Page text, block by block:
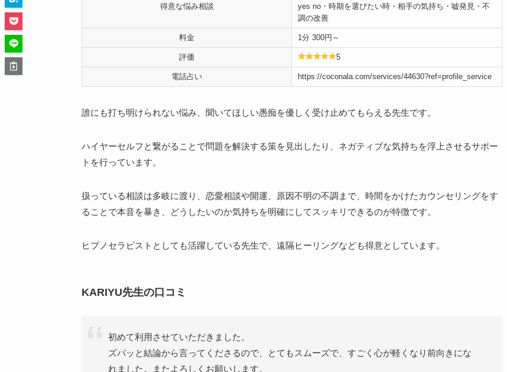
得意な悩み相談
yes no・時期を選びたい時・相手の気持ち・嘘発見・不
調の改善
料金 1分 300円～
評価 5
電話占い https://coconala.com/services/44630?ref=profile_service
誰にも打ち明けられない悩み、聞いてほしい愚痴を優しく受け止めてもらえる先生です。
ハイヤーセルフと繋がることで問題を解決する策を見出したり、ネガティブな気持ちを浮上させるサポー
トを行っています。
扱っている相談は多岐に渡り、恋愛相談や開運、原因不明の不調まで、時間をかけたカウンセリングをす
ることで本音を暴き、どうしたいのか気持ちを明確にしてスッキリできるのが特徴です。
ヒプノセラピストとしても活躍している先生で、遠隔ヒーリングなども得意としています。
KARIYU先生の口コミ
初めて利用させていただきました。
ズバッと結論から言ってくださるので、とてもスムーズで、すごく心が軽くなり前向きにな
れました。またよろしくお願いします。